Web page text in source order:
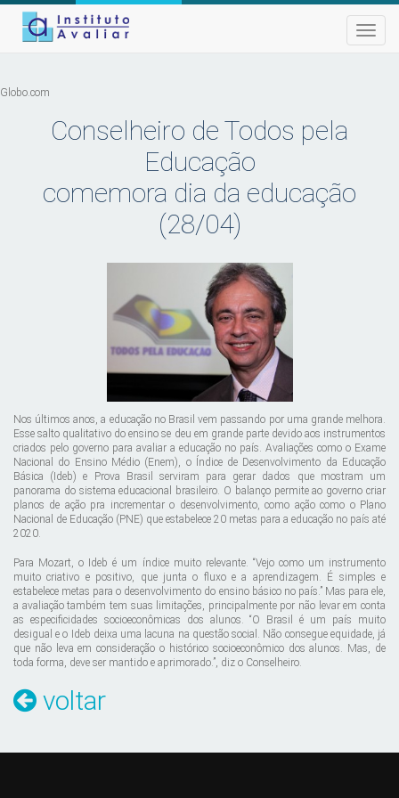
Toggle
Globo.com
Conselheiro de Todos pela
Educação
comemora dia da educação
(28/04)
Nos últimos anos, a educação no Brasil vem passando por uma grande melhora.
Esse salto qualitativo do ensino se deu em grande parte devido aos instrumentos
criados pelo governo para avaliar a educação no país. Avaliações como o Exame
Nacional do Ensino Médio (Enem), o Índice de Desenvolvimento da Educação
Básica (Ideb) e Prova Brasil serviram para gerar dados que mostram um
panorama do sistema educacional brasileiro. O balanço permite ao governo criar
planos de ação pra incrementar o desenvolvimento, como ação como o Plano
Nacional de Educação (PNE) que estabelece 20 metas para a educação no país até
2020.
Para Mozart, o Ideb é um índice muito relevante. “Vejo como um instrumento
muito criativo e positivo, que junta o fluxo e a aprendizagem. É simples e
estabelece metas para o desenvolvimento do ensino básico no país.” Mas para ele,
a avaliação também tem suas limitações, principalmente por não levar em conta
as especificidades socioeconômicas dos alunos. “O Brasil é um país muito
desigual e o Ideb deixa uma lacuna na questão social. Não consegue equidade, já
que não leva em consideração o histórico socioeconômico dos alunos. Mas, de
toda forma, deve ser mantido e aprimorado.”, diz o Conselheiro.
voltar